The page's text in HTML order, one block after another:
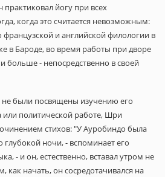
йогу при всех
когда это считается невозможным:
и английской филологии в
в Бароде, во время работы при дворе
больше - непосредственно в своей
были посвящены изучению его
или политической работе, Шри
стихов: "У Ауробиндо была
глубокой ночи, - вспоминает его
- и он, естественно, вставал утром не
как начать, он сосредотачивался на